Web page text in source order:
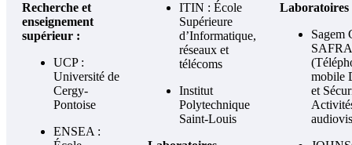
Recherche et
enseignement
supérieur :
UCP :
Université de
Cergy-
Pontoise
ENSEA :
ITIN : École
Supérieure
d’Informatique,
réseaux et
télécoms
Institut
Polytechnique
Saint-Louis
Laboratoires
Sagem
mobile
et